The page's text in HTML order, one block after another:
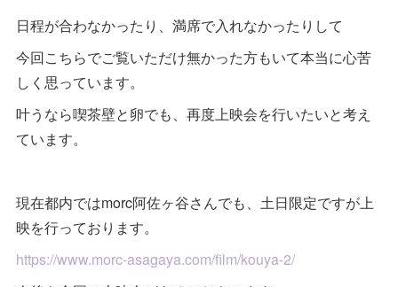
日程が合わなかったり、満席で入れなかったりして
今回こちらでご覧いただけ無かった方もいて本当に心苦
しく思っています。
叶うなら喫茶壁と卵でも、再度上映会を行いたいと考え
ています。
現在都内ではmorc阿佐ヶ谷さんでも、土日限定ですが上
映を行っております。
https://www.morc-asagaya.com/film/kouya-2/